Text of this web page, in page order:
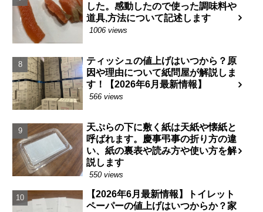
した。感動したので使った調味料や
道具,方法について記述します
1006 views
ティッシュの値上げはいつから？原
因や理由について紙問屋が解説しま
す！【2026年6月最新情報】
566 views
天ぷらの下に敷く紙は天紙や懐紙と
呼ばれます。慶事弔事の折り方の違
い、紙の裏表や読み方や使い方を解
説します
550 views
【2026年6月最新情報】トイレット
ペーパーの値上げはいつからか？家